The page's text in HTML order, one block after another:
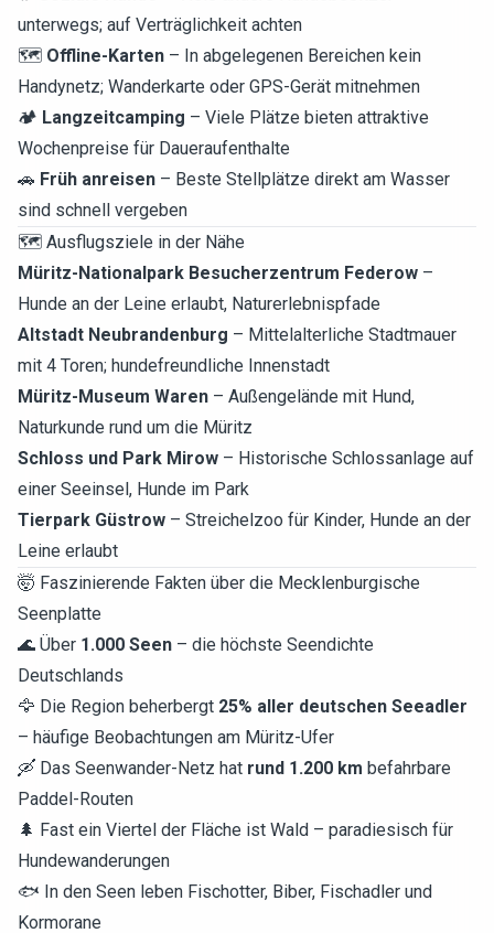
unterwegs; auf Verträglichkeit achten
🗺️ Offline-Karten – In abgelegenen Bereichen kein
Handynetz; Wanderkarte oder GPS-Gerät mitnehmen
🏕️ Langzeitcamping – Viele Plätze bieten attraktive
Wochenpreise für Daueraufenthalte
🚗 Früh anreisen – Beste Stellplätze direkt am Wasser
sind schnell vergeben
🗺️ Ausflugsziele in der Nähe
Müritz-Nationalpark Besucherzentrum Federow –
Hunde an der Leine erlaubt, Naturerlebnispfade
Altstadt Neubrandenburg – Mittelalterliche Stadtmauer
mit 4 Toren; hundefreundliche Innenstadt
Müritz-Museum Waren – Außengelände mit Hund,
Naturkunde rund um die Müritz
Schloss und Park Mirow – Historische Schlossanlage auf
einer Seeinsel, Hunde im Park
Tierpark Güstrow – Streichelzoo für Kinder, Hunde an der
Leine erlaubt
🤯 Faszinierende Fakten über die Mecklenburgische
Seenplatte
🌊 Über 1.000 Seen – die höchste Seendichte
Deutschlands
🦅 Die Region beherbergt 25% aller deutschen Seeadler
– häufige Beobachtungen am Müritz-Ufer
🛶 Das Seenwander-Netz hat rund 1.200 km befahrbare
Paddel-Routen
🌲 Fast ein Viertel der Fläche ist Wald – paradiesisch für
Hundewanderungen
🐟 In den Seen leben Fischotter, Biber, Fischadler und
Kormorane